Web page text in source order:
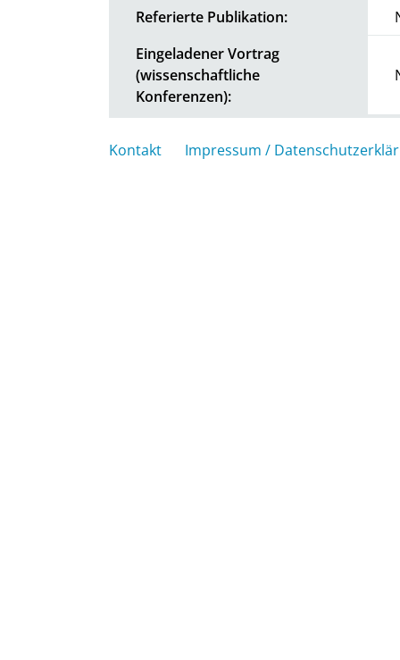
Referierte Publikation:
Eingeladener Vortrag
(wissenschaftliche
Konferenzen):
Kontakt Impressum /